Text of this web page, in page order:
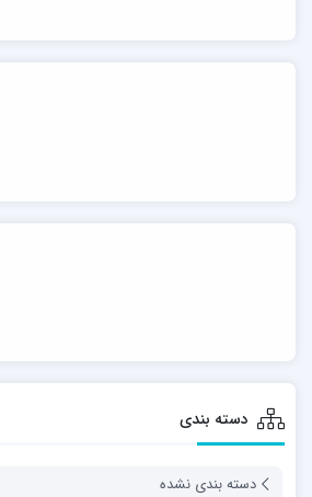
دسته بندی
دسته بندی نشده